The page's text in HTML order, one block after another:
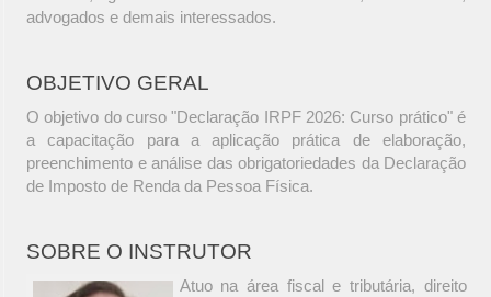
advogados e demais interessados.
OBJETIVO GERAL
O objetivo do curso "Declaração IRPF 2026: Curso prático" é
a capacitação para a aplicação prática de elaboração,
preenchimento e análise das obrigatoriedades da Declaração
de Imposto de Renda da Pessoa Física.
SOBRE O INSTRUTOR
Atuo na área fiscal e tributária, direito